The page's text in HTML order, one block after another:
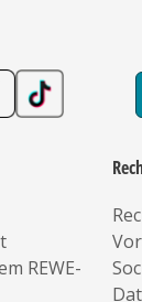
REWE-